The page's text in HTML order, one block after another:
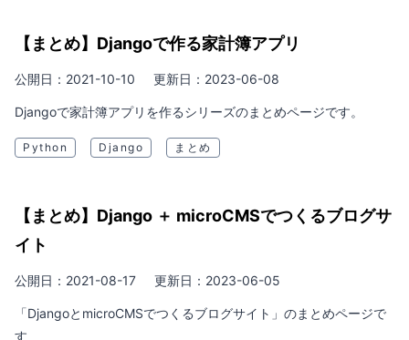
【まとめ】Djangoで作る家計簿アプリ
公開日：2021-10-10 更新日：2023-06-08
Djangoで家計簿アプリを作るシリーズのまとめページです。
Python Django まとめ
【まとめ】Django ＋ microCMSでつくるブログサ
イト
公開日：2021-08-17 更新日：2023-06-05
「DjangoとmicroCMSでつくるブログサイト」のまとめページで
す